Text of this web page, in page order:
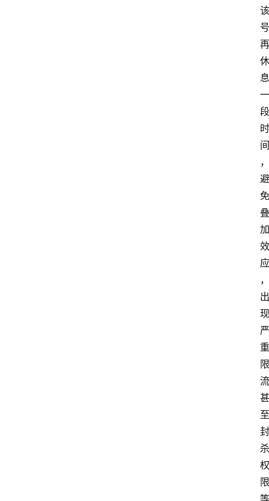
该
号
再
休
息
一
段
时
间
，
避
免
叠
加
效
应
，
出
现
严
重
限
流
甚
至
封
杀
权
限
等